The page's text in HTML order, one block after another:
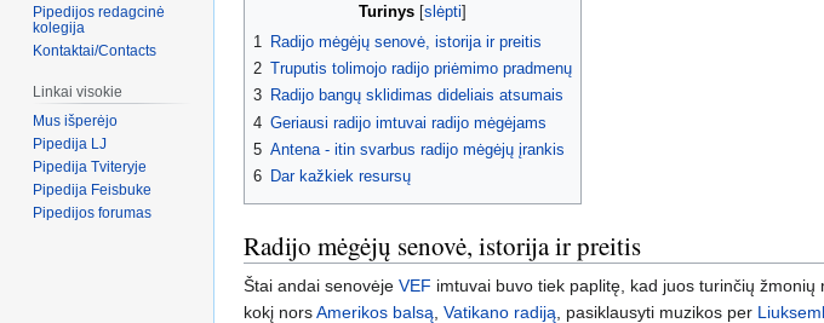
Turinys
1
Radijo mėgėjų senovė, istorija ir preitis
2 Truputis tolimojo radijo priėmimo pradmenų
3 Radijo bangų sklidimas dideliais atsumais
4 Geriausi radijo imtuvai radijo mėgėjams
5 Antena - itin svarbus radijo mėgėjų įrankis
6 Dar kažkiek resursų
Radijo mėgėjų senovė, istorija ir preitis
Štai andai senovėje VEF imtuvai buvo tiek paplitę, kad juos turinčių
kokį norsAmerikos balsą Vatikano radiją , pasiklausyti muzikos per
Pipedijos redagcinė
kolegija
Kontaktai/Contacts
Linkai visokie
Mus išperėjo
Pipedija LJ
Pipedija Tviteryje
Pipedija Feisbuke
Pipedijos forumas